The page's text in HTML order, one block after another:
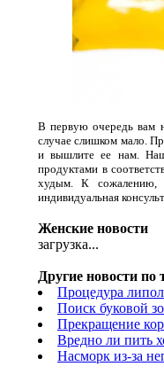
В первую очередь вам
случае слишком мало.
и вышлите ее нам. Наш
продуктами в
худым. К сожалению,
индивидуальная
Женские новости
загрузка...
Другие новости по
Процедура
Поиск буковой
Прекращение
Вредно ли пить
Насморк из-за